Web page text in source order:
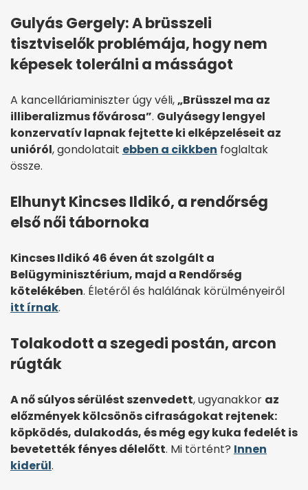
Gulyás Gergely: A brüsszeli
tisztviselők problémája, hogy nem
képesek tolerálni a másságot
A kancelláriaminiszter úgy véli, „Brüsszel ma az
illiberalizmus fővárosa”. Gulyásegy lengyel
konzervatív lapnak fejtette ki elképzeléseit az
unióról, gondolatait ebben a cikkben foglaltak
össze.
Elhunyt Kincses Ildikó, a rendőrség
első női tábornoka
Kincses Ildikó 46 éven át szolgált a
Belügyminisztérium, majd a Rendőrség
kötelékében. Életéről és halálának körülményeiről
itt írnak.
Tolakodott a szegedi postán, arcon
rúgták
A nő súlyos sérülést szenvedett, ugyanakkor az
előzmények kölcsönös cifraságokat rejtenek:
köpködés, dulakodás, és még egy kuka fedelét is
bevetették fényes délelőtt. Mi történt? Innen
kiderül.